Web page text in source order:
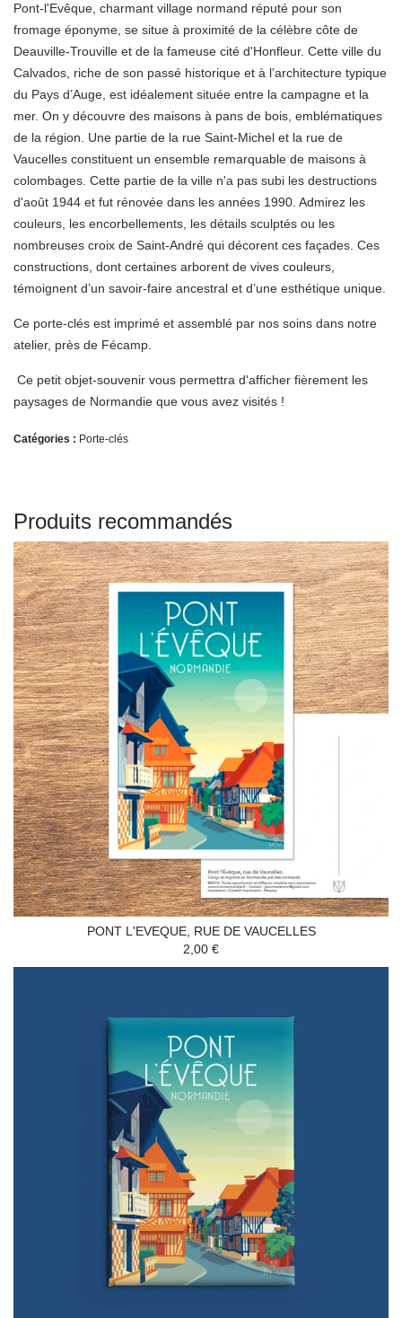
Pont-l'Evêque, charmant village normand réputé pour son
fromage éponyme , se situe à proximité de la célèbre côte de
Deauville-Trouville et de la fameuse cité d'Honfleur. Cette ville du
Calvados, riche de son passé historique et à l’architecture typique
du Pays d’Auge, est idéalement située entre la campagne et la
mer. On y découvre des maisons à pans de bois, emblématiques
de la région. Une partie de la rue Saint-Michel et la rue de
Vaucelles constituent un ensemble remarquable de maisons à
colombages. Cette partie de la ville n'a pas subi les destructions
d'août 1944 et fut rénovée dans les années 1990. Admirez les
couleurs, les encorbellements, les détails sculptés ou les
nombreuses croix de Saint-André qui décorent ces façades. Ces
constructions, dont certaines arborent de vives couleurs,
témoignent d’un savoir-faire ancestral et d’une esthétique unique.
Ce porte-clés est imprimé et assemblé par nos soins dans notre
atelier, près de Fécamp.
Ce petit objet-souvenir vous permettra d'afficher fièrement les
paysages de Normandie que vous avez visités !
Catégories : Porte-clés
Produits recommandés
PONT L'EVEQUE, RUE DE VAUCELLES
2,00 €